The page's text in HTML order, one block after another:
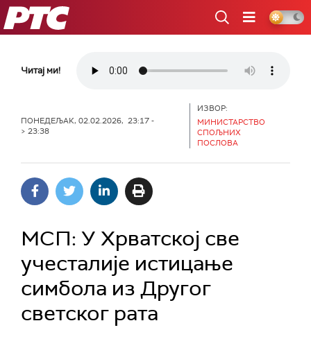
РТС
Читај ми!
ПОНЕДЕЉАК, 02.02.2026, 23:17 -
> 23:38
ИЗВОР:
МИНИСТАРСТВО
СПОЉНИХ
ПОСЛОВА
МСП: У Хрватској све
учесталије истицање
симбола из Другог
светског рата